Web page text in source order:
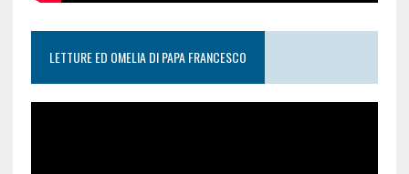
LETTURE ED OMELIA DI PAPA FRANCESCO